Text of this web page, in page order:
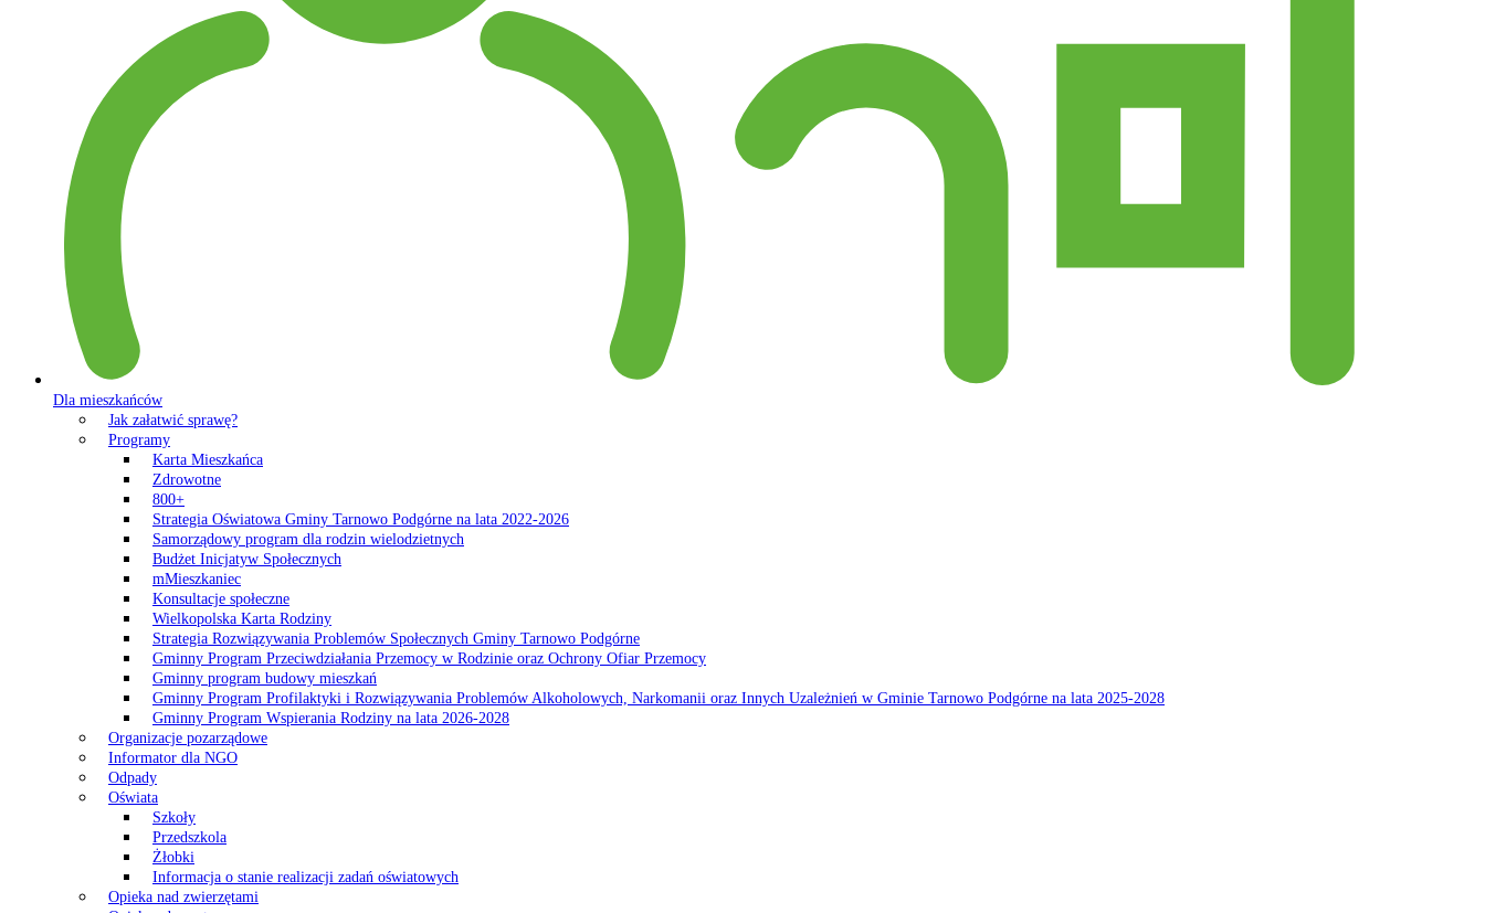
Dla mieszkańców
Jak załatwić sprawę?
Programy
Karta Mieszkańca
Zdrowotne
800+
Strategia Oświatowa Gminy Tarnowo Podgórne na lata 2022-2026
Samorządowy program dla rodzin wielodzietnych
Budżet Inicjatyw Społecznych
mMieszkaniec
Konsultacje społeczne
Wielkopolska Karta Rodziny
Strategia Rozwiązywania Problemów Społecznych Gminy Tarnowo Podgórne
Gminny Program Przeciwdziałania Przemocy w Rodzinie oraz Ochrony Ofiar Przemocy
Gminny program budowy mieszkań
Gminny Program Profilaktyki i Rozwiązywania Problemów Alkoholowych, Narkomanii oraz Innych Uzależnień w Gminie Tarnowo Podgórne na lata 2025-2028
Gminny Program Wspierania Rodziny na lata 2026-2028
Organizacje pozarządowe
Informator dla NGO
Odpady
Oświata
Szkoły
Przedszkola
Żłobki
Informacja o stanie realizacji zadań oświatowych
Opieka nad zwierzętami